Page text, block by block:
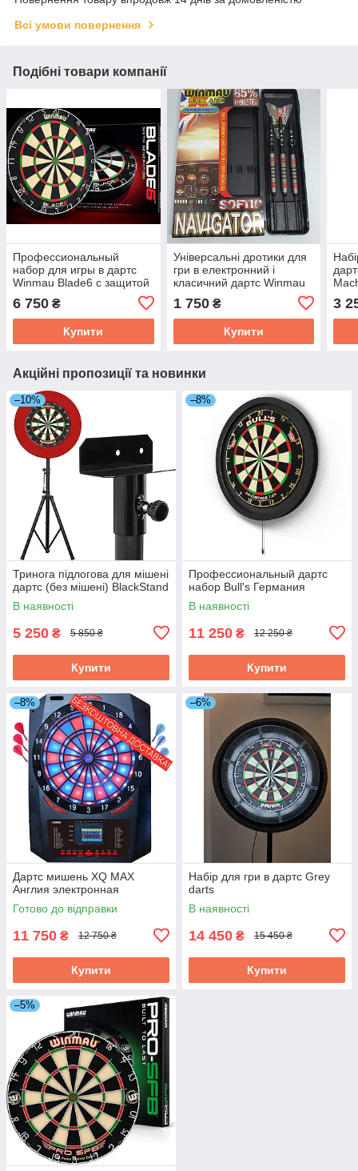
Всі умови повернення
Подібні товари компанії
Профессиональный
набор для игры в дартс
Winmau Blade6 с защитой
6 750 ₴
Купити
Універсальні дротики для
гри в електронний і
класичний дартс Winmau
Англія Navigator 18 грамів
1 750₴
Купити
3
Акційні пропозиції та новинки
–10%
Тринога підлогова для мішені
дартс (без мішені) BlackStand
В наявності
5 250 ₴ 5 850 ₴
Купити
–8%
Профессиональный дартс
набор Bull's Германия
В наявності
11 250 ₴ 12 250 ₴
Купити
–8%
Дартс мишень XQ MAX
Англия электронная
Готово до відправки
11 750 ₴ 12 750 ₴
Купити
–6%
Набір для гри в дартс Grey
darts
В наявності
14 450 ₴ 15 450 ₴
Купити
–5%